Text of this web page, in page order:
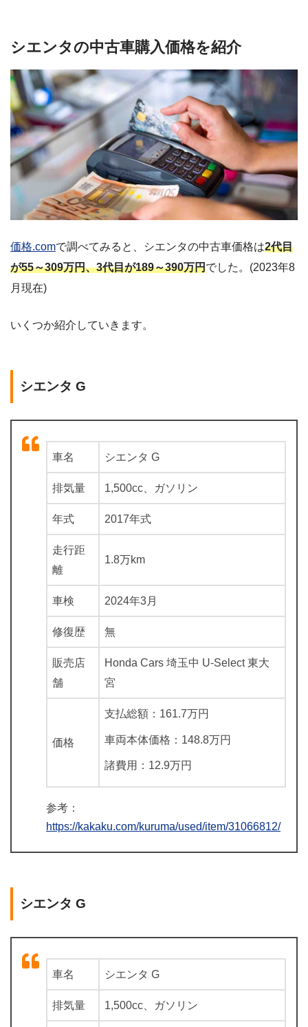
シエンタの中古車購入価格を紹介
価格.comで調べてみると、シエンタの中古車価格は2代目
が55～309万円、3代目が189～390万円でした。(2023年8
月現在)
いくつか紹介していきます。
シエンタ G
車名 シエンタ G
排気量 1,500cc、ガソリン
年式 2017年式
走行距
離
1.8万km
車検 2024年3月
修復歴 無
販売店
舗
Honda Cars 埼玉中 U-Select 東大
宮
価格
支払総額：161.7万円
車両本体価格：148.8万円
諸費用：12.9万円
参考：
https://kakaku.com/kuruma/used/item/31066812/
シエンタ G
車名 シエンタ G
排気量 1,500cc、ガソリン